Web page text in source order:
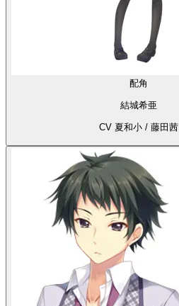
配角
結城希亜
CV 夏和小 / 藤田茜